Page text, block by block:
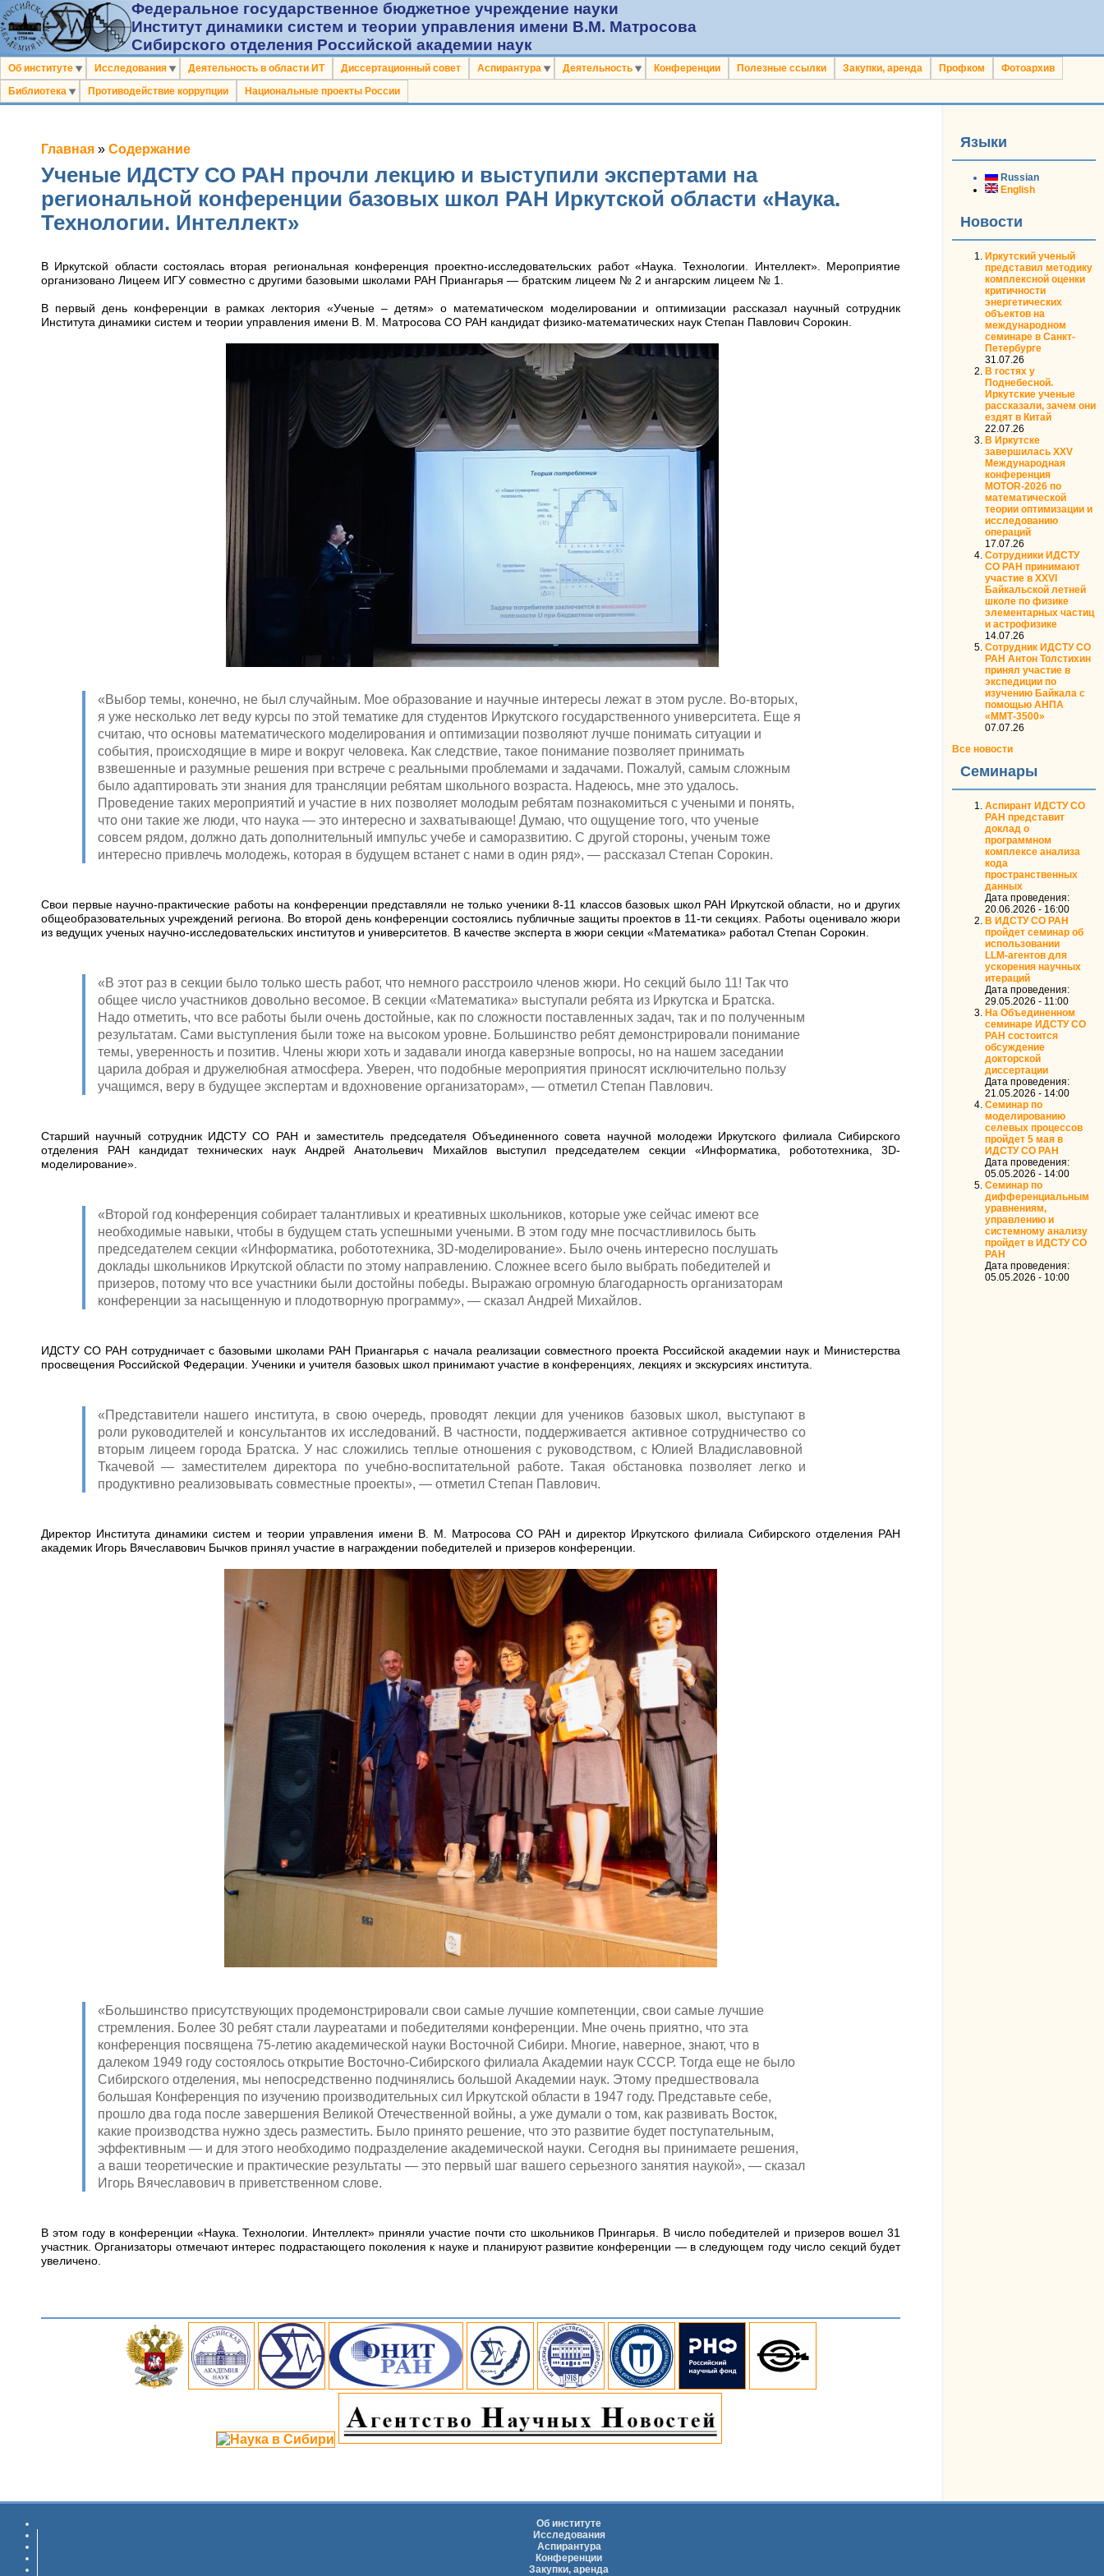
Федеральное государственное бюджетное учреждение науки
Институт динамики систем и теории управления имени В.М. Матросова
Сибирского отделения Российской академии наук
Об институте Исследования Деятельность в области ИТ Диссертационный совет Аспирантура Деятельность Конференции Полезные ссылки Закупки, аренда Профком
Фотоархив
Библиотека
Противодействие коррупции Национальные проекты России
Главная » Содержание
Ученые ИДСТУ СО РАН прочли лекцию и выступили экспертами на
региональной конференции базовых школ РАН Иркутской области «Наука.
Технологии. Интеллект»
В Иркутской области состоялась вторая региональная конференция проектно-исследовательских работ «Наука. Технологии. Интеллект». Мероприятие
организовано Лицеем ИГУ совместно с другими базовыми школами РАН Приангарья — братским лицеем № 2 и ангарским лицеем № 1.
В первый день конференции в рамках лектория «Ученые – детям» о математическом моделировании и оптимизации рассказал научный сотрудник
Института динамики систем и теории управления имени В. М. Матросова СО РАН кандидат физико-математических наук Степан Павлович Сорокин.
«Выбор темы, конечно, не был случайным. Мое образование и научные интересы лежат в этом русле. Во-вторых,
я уже несколько лет веду курсы по этой тематике для студентов Иркутского государственного университета. Еще я
считаю, что основы математического моделирования и оптимизации позволяют лучше понимать ситуации и
события, происходящие в мире и вокруг человека. Как следствие, такое понимание позволяет принимать
взвешенные и разумные решения при встрече с реальными проблемами и задачами. Пожалуй, самым сложным
было адаптировать эти знания для трансляции ребятам школьного возраста. Надеюсь, мне это удалось.
Проведение таких мероприятий и участие в них позволяет молодым ребятам познакомиться с учеными и понять,
что они такие же люди, что наука — это интересно и захватывающе! Думаю, что ощущение того, что ученые
совсем рядом, должно дать дополнительный импульс учебе и саморазвитию. С другой стороны, ученым тоже
интересно привлечь молодежь, которая в будущем встанет с нами в один ряд», — рассказал Степан Сорокин.
Свои первые научно-практические работы на конференции представляли не только ученики 8-11 классов базовых школ РАН Иркутской области, но и других
общеобразовательных учреждений региона. Во второй день конференции состоялись публичные защиты проектов в 11-ти секциях. Работы оценивало жюри
из ведущих ученых научно-исследовательских институтов и университетов. В качестве эксперта в жюри секции «Математика» работал Степан Сорокин.
«В этот раз в секции было только шесть работ, что немного расстроило членов жюри. Но секций было 11! Так что
общее число участников довольно весомое. В секции «Математика» выступали ребята из Иркутска и Братска.
Надо отметить, что все работы были очень достойные, как по сложности поставленных задач, так и по полученным
результатам. Сами выступления были тоже на высоком уровне. Большинство ребят демонстрировали понимание
темы, уверенность и позитив. Члены жюри хоть и задавали иногда каверзные вопросы, но на нашем заседании
царила добрая и дружелюбная атмосфера. Уверен, что подобные мероприятия приносят исключительно пользу
учащимся, веру в будущее экспертам и вдохновение организаторам», — отметил Степан Павлович.
Старший научный сотрудник ИДСТУ СО РАН и заместитель председателя Объединенного совета научной молодежи Иркутского филиала Сибирского
отделения РАН кандидат технических наук Андрей Анатольевич Михайлов выступил председателем секции «Информатика, робототехника, 3D-
моделирование».
«Второй год конференция собирает талантливых и креативных школьников, которые уже сейчас имеют все
необходимые навыки, чтобы в будущем стать успешными учеными. В этом году мне посчастливилось быть
председателем секции «Информатика, робототехника, 3D-моделирование». Было очень интересно послушать
доклады школьников Иркутской области по этому направлению. Сложнее всего было выбрать победителей и
призеров, потому что все участники были достойны победы. Выражаю огромную благодарность организаторам
конференции за насыщенную и плодотворную программу», — сказал Андрей Михайлов.
ИДСТУ СО РАН сотрудничает с базовыми школами РАН Приангарья с начала реализации совместного проекта Российской академии наук и Министерства
просвещения Российской Федерации. Ученики и учителя базовых школ принимают участие в конференциях, лекциях и экскурсиях института.
«Представители нашего института, в свою очередь, проводят лекции для учеников базовых школ, выступают в
роли руководителей и консультантов их исследований. В частности, поддерживается активное сотрудничество со
вторым лицеем города Братска. У нас сложились теплые отношения с руководством, с Юлией Владиславовной
Ткачевой — заместителем директора по учебно-воспитательной работе. Такая обстановка позволяет легко и
продуктивно реализовывать совместные проекты», — отметил Степан Павлович.
Директор Института динамики систем и теории управления имени В. М. Матросова СО РАН и директор Иркутского филиала Сибирского отделения РАН
академик Игорь Вячеславович Бычков принял участие в награждении победителей и призеров конференции.
«Большинство присутствующих продемонстрировали свои самые лучшие компетенции, свои самые лучшие
стремления. Более 30 ребят стали лауреатами и победителями конференции. Мне очень приятно, что эта
конференция посвящена 75-летию академической науки Восточной Сибири. Многие, наверное, знают, что в
далеком 1949 году состоялось открытие Восточно-Сибирского филиала Академии наук СССР. Тогда еще не было
Сибирского отделения, мы непосредственно подчинялись большой Академии наук. Этому предшествовала
большая Конференция по изучению производительных сил Иркутской области в 1947 году. Представьте себе,
прошло два года после завершения Великой Отечественной войны, а уже думали о том, как развивать Восток,
какие производства нужно здесь разместить. Было принято решение, что это развитие будет поступательным,
эффективным — и для этого необходимо подразделение академической науки. Сегодня вы принимаете решения,
а ваши теоретические и практические результаты — это первый шаг вашего серьезного занятия наукой», — сказал
Игорь Вячеславович в приветственном слове.
В этом году в конференции «Наука. Технологии. Интеллект» приняли участие почти сто школьников Прингарья. В число победителей и призеров вошел 31
участник. Организаторы отмечают интерес подрастающего поколения к науке и планируют развитие конференции — в следующем году число секций будет
увеличено.
Языки
Russian
English
Новости
Иркутский ученый
представил методику
комплексной оценки
критичности
энергетических
объектов на
международном
семинаре в Санкт-
Петербурге
31.07.26
В гостях у
Поднебесной.
Иркутские ученые
рассказали, зачем они
ездят в Китай
22.07.26
В Иркутске
завершилась XXV
Международная
конференция
MOTOR‑2026 по
математической
теории оптимизации и
исследованию
операций
17.07.26
Сотрудники ИДСТУ
СО РАН принимают
участие в XXVI
Байкальской летней
школе по физике
элементарных частиц
и астрофизике
14.07.26
Сотрудник ИДСТУ СО
РАН Антон Толстихин
принял участие в
экспедиции по
изучению Байкала с
помощью АНПА
«ММТ-3500»
07.07.26
Все новости
Семинары
Аспирант ИДСТУ СО
РАН представит
доклад о
программном
комплексе анализа
кода
пространственных
данных
Дата проведения:
20.06.2026 - 16:00
В ИДСТУ СО РАН
пройдет семинар об
использовании
LLM‑агентов для
ускорения научных
итераций
Дата проведения:
29.05.2026 - 11:00
На Объединенном
семинаре ИДСТУ СО
РАН состоится
обсуждение
докторской
диссертации
Дата проведения:
21.05.2026 - 14:00
Семинар по
моделированию
селевых процессов
пройдет 5 мая в
ИДСТУ СО РАН
Дата проведения:
05.05.2026 - 14:00
Семинар по
дифференциальным
уравнениям,
управлению и
системному анализу
пройдет в ИДСТУ СО
РАН
Дата проведения:
05.05.2026 - 10:00
Об институте
Исследования
Аспирантура
Конференции
Закупки, аренда